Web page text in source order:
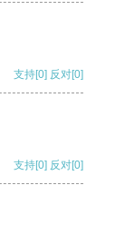
支持[0] 反对[0]
支持[0] 反对[0]